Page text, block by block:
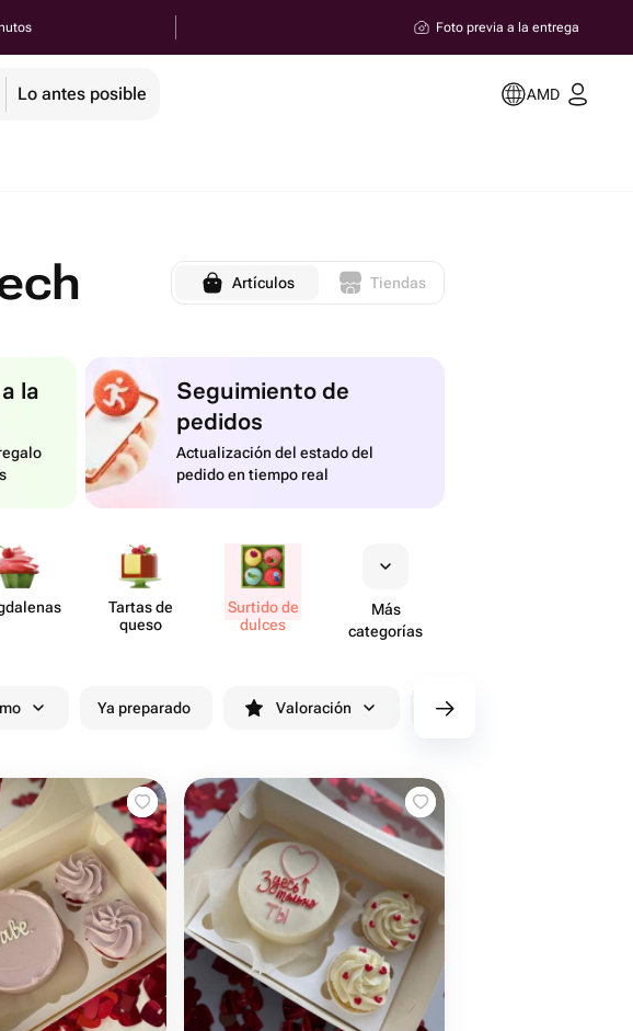
Foto previa a la entrega
Lo antes posible AMD
Artículos Tiendas
la Seguimiento de
pedidos
Actualización del estado del
pedido en tiempo real
Tartas de
queso
Surtido de
dulces
Más
categorías
Ya preparado Valoración Entrega antes de 90 minutos